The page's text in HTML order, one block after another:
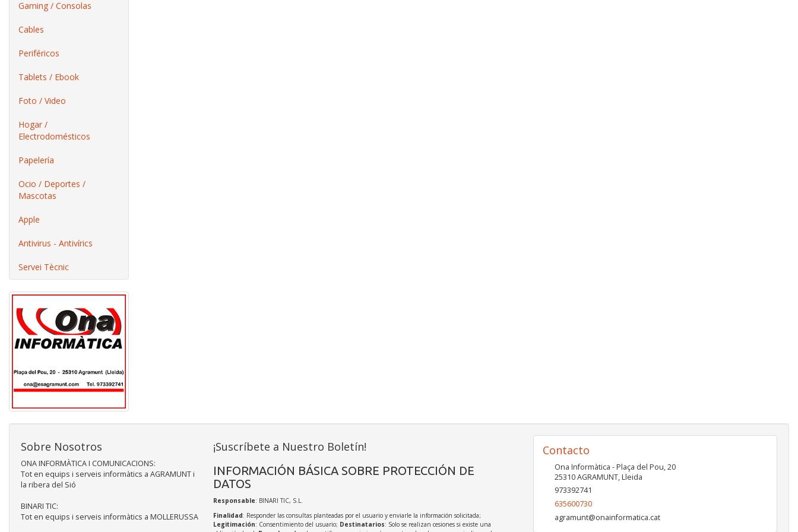
Gaming / Consolas
Cables
Periféricos
Tablets / Ebook
Foto / Video
Hogar /
Electrodomésticos
Papelería
Ocio / Deportes /
Mascotas
Apple
Antivirus - Antivírics
Servei Tècnic
Sobre Nosotros
ONA INFORMÀTICA I COMUNICACIONS:
Tot en equips i serveis informàtics a AGRAMUNT i
la ribera del Sió
BINARI TIC:
Tot en equips i serveis informàtics a MOLLERUSSA
¡Suscríbete a Nuestro Boletín!
INFORMACIÓN BÁSICA SOBRE PROTECCIÓN DE
DATOS
Responsable: BINARI TIC, S.L.
Finalidad: Responder las consultas planteadas por el usuario y enviarle la información solicitada;
Legitimación: Consentimiento del usuario; Destinatarios: Solo se realizan cesiones si existe una
Contacto
Ona Informàtica - Plaça del Pou, 20
25310AGRAMUNT,Lleida
973392741
635600730
agramunt@onainformatica.cat